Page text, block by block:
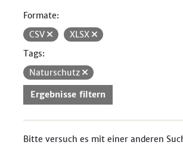
Formate:
CSV
XLSX
Tags:
Naturschutz
Ergebnisse filtern
Bitte versuch es mit einer anderen